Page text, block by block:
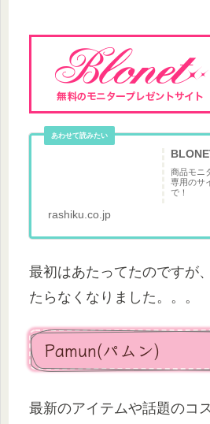
商品モニ
専用のサ
で！
rashiku.co.jp
最初はあたってたのですが
たらなくなりました。。。
Pamun(パムン)
最新のアイテムや話題のコ